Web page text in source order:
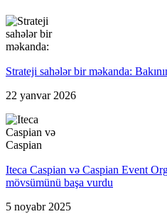
Strateji sahələr bir məkanda:
22 yanvar 2026
Iteca Caspian və Caspian Event
mövsümünü başa vurdu
5 noyabr 2025